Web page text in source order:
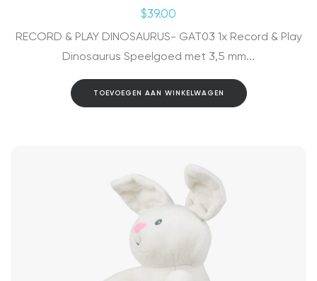
$39.00
RECORD & PLAY DINOSAURUS- GAT03 1x Record & Play
Dinosaurus Speelgoed met 3,5 mm...
TOEVOEGEN AAN WINKELWAGEN